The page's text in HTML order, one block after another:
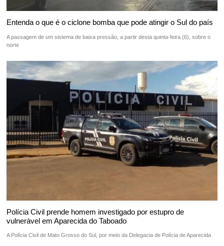
Entenda o que é o ciclone bomba que pode atingir o Sul do país
A passagem de um sistema de baixa pressão, a partir desta quinta-feira (6), sobre o
norte
Polícia Civil prende homem investigado por estupro de
vulnerável em Aparecida do Taboado
A Polícia Civil de Mato Grosso do Sul, por meio da Delegacia de Polícia de Aparecida